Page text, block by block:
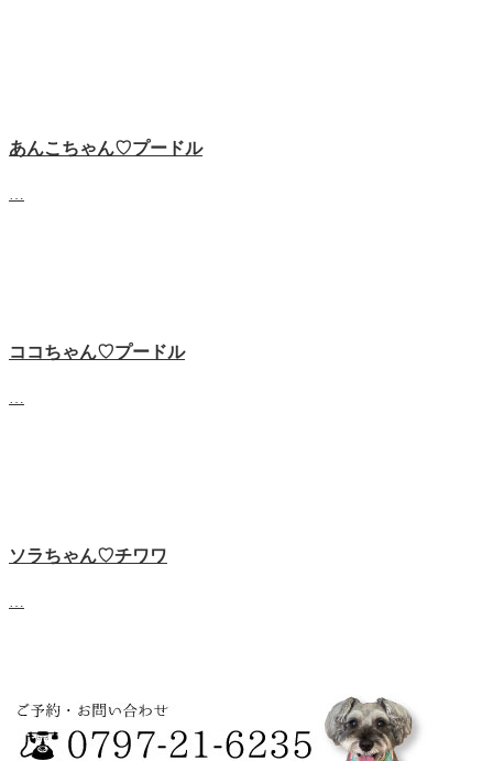
あんこちゃん♡‬プードル
ココちゃん♡‬プードル
ソラちゃん♡‬チワワ